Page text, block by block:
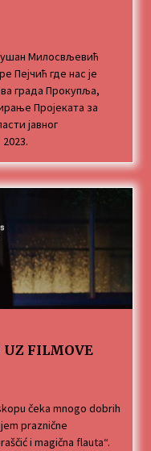
NA MEĐUNARODNOJ
24 medalje na
„Sportsko srce“ uz
u Cineplexx Niš
Милосвљевић
Пејчић где нас је
града Прокупља,
Пројеката за
јавног
UZ FILMOVE
čeka mnogo dobrih
praznične
i magična flauta“.